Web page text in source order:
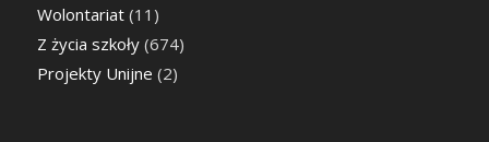
Wolontariat(11)
Z życia szkoły(674)
Projekty Unijne (2)